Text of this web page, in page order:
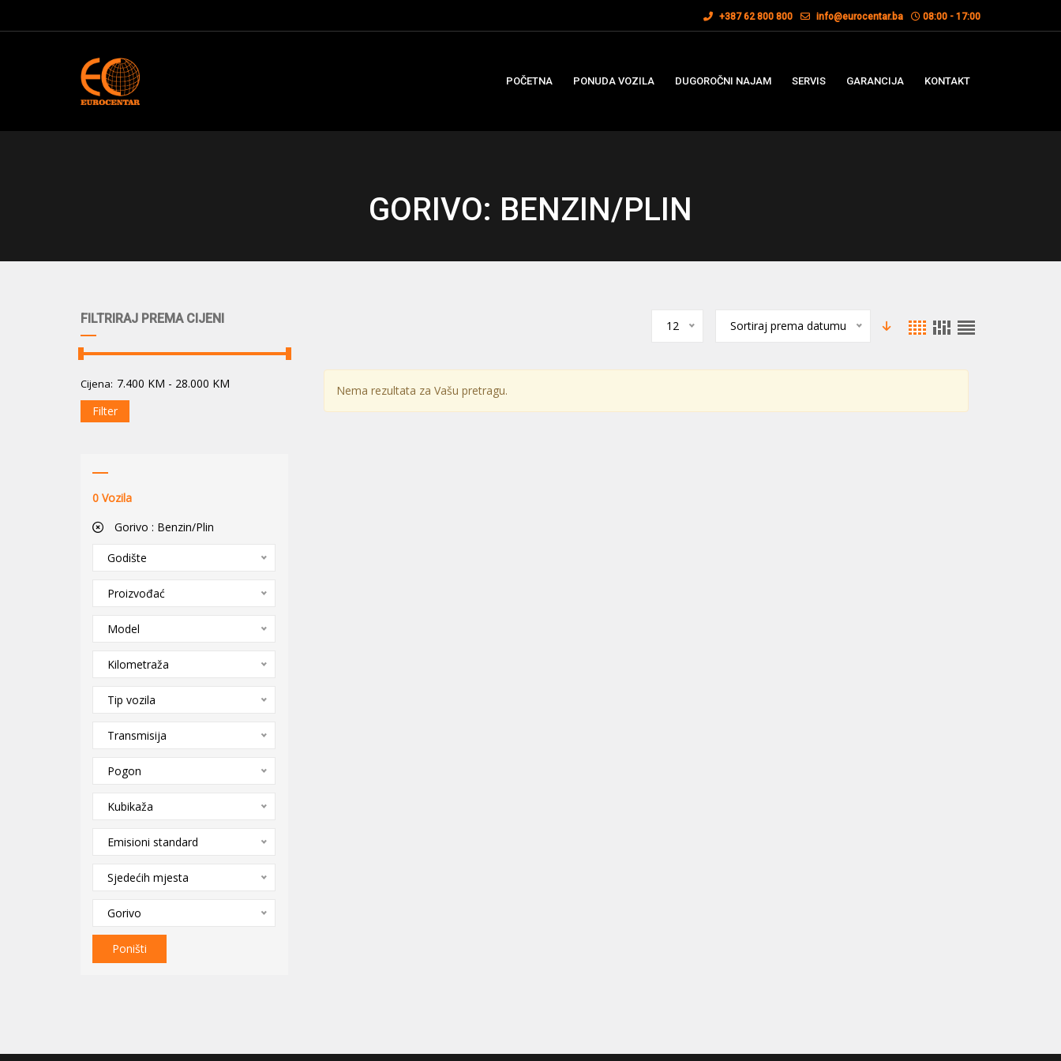
+387 62 800 800 info@eurocentar.ba 08:00 - 17:00
POČETNA PONUDA VOZILA DUGOROČNI NAJAM SERVIS GARANCIJA KONTAKT
GORIVO: BENZIN/PLIN
FILTRIRAJ PREMA CIJENI
Cijena: 7.400 KM - 28.000 KM
Filter
0 Vozila
Gorivo : Benzin/Plin
Godište
Proizvođać
Model
Kilometraža
Tip vozila
Transmisija
Pogon
Kubikaža
Emisioni standard
Sjedećih mjesta
Gorivo
Poništi
12 Sortiraj prema datumu
Nema rezultata za Vašu pretragu.